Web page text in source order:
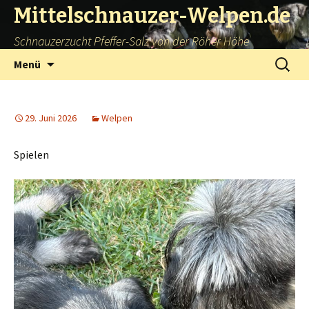
Mittelschnauzer-Welpen.de
Schnauzerzucht Pfeffer-Salz von der Röher Höhe
Menü
Suchen
nach:
29. Juni 2026 Welpen
Spielen